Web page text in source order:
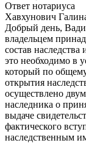
Ответ нотариуса
Хавхунович
Добрый день,
владельцем
состав
это необходимо в
который по
открытия
осуществлено
наследника о
выдаче
фактического
наследственным